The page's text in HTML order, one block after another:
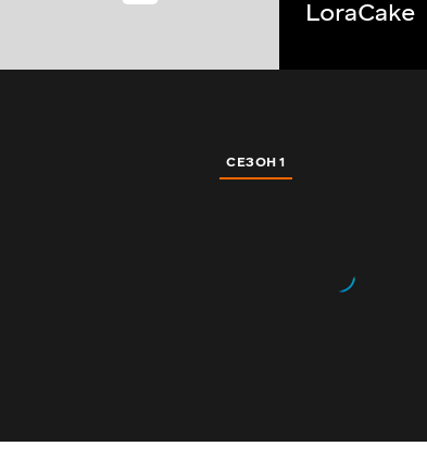
LoraCake
СЕЗОН 1